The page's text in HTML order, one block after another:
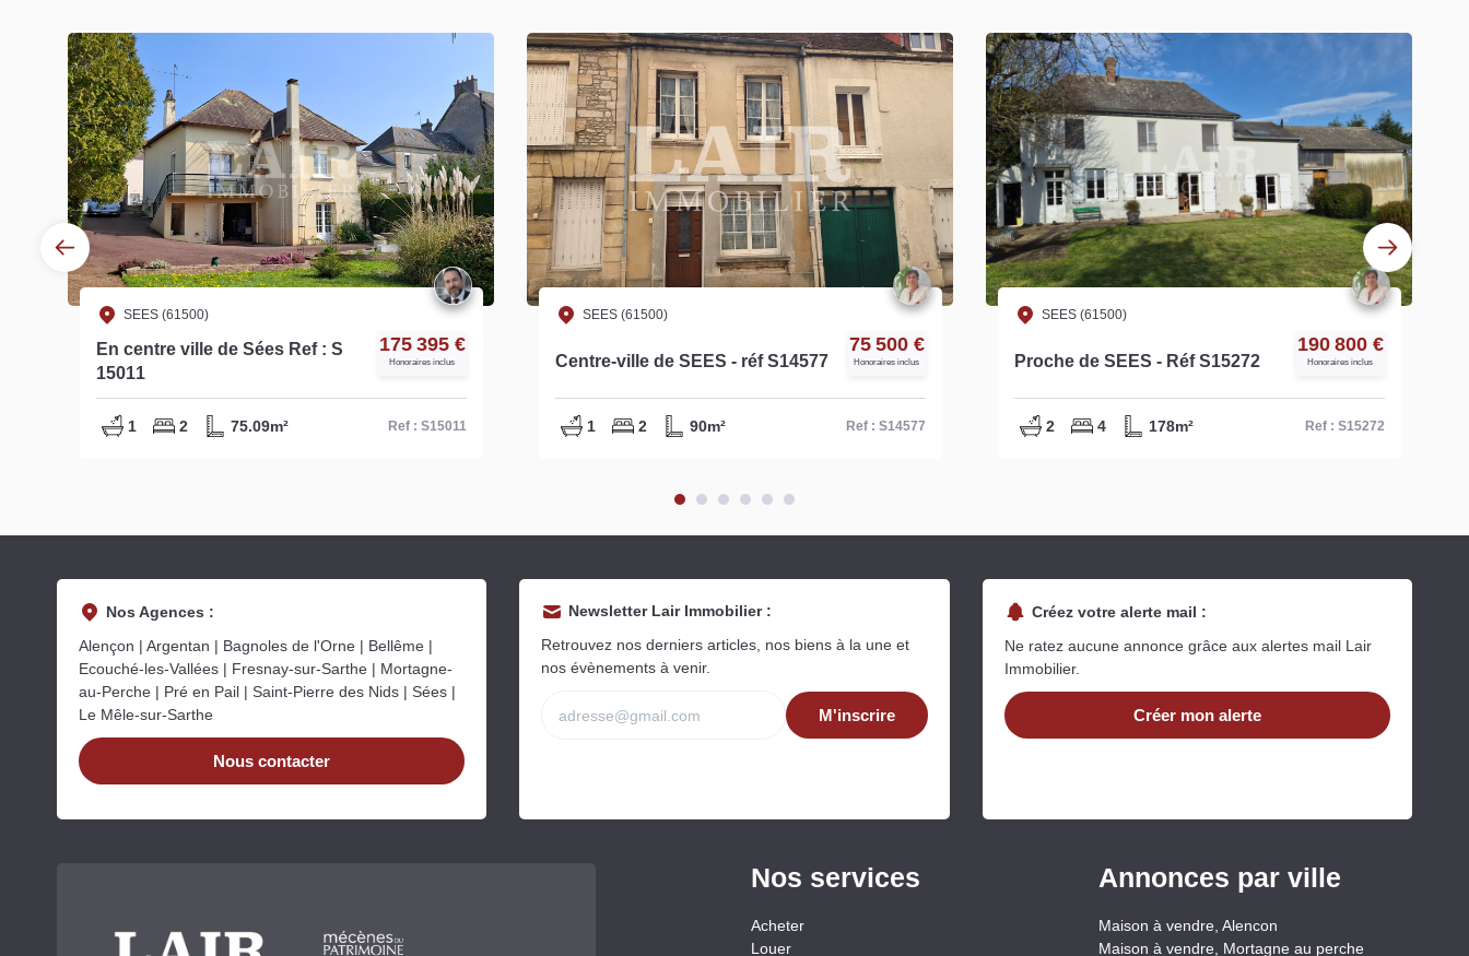
SEES (61500)
Centre-ville de SEES - réf S14577
75 500 €
Honoraires inclus
1 2 90m² Ref : S14577
SEES (61500)
Proche de SEES - Réf S15272
190 800 €
Honoraires inclus
2 4 178m² Ref : S15272
SEES (61500)
Corps de ferme à rénover à 10
kms de SEES - Réf S14941
222 600 €
Honoraires inclus
3 3 200m² Ref : S14941
Nos Agences :
Alençon | Argentan | Bagnoles de l'Orne | Bellême |
Ecouché-les-Vallées | Fresnay-sur-Sarthe | Mortagne-
au-Perche | Pré en Pail | Saint-Pierre des Nids | Sées |
Le Mêle-sur-Sarthe
Nous contacter
Newsletter Lair Immobilier :
Retrouvez nos derniers articles, nos biens à la une et
nos évènements à venir.
M'inscrire
Créez votre alerte mail :
Ne ratez aucune annonce grâce aux alertes mail Lair
Immobilier.
Créer mon alerte
Nos services
Acheter
Louer
Annonces par ville
Maison à vendre, Alencon
Maison à vendre, Mortagne au perche